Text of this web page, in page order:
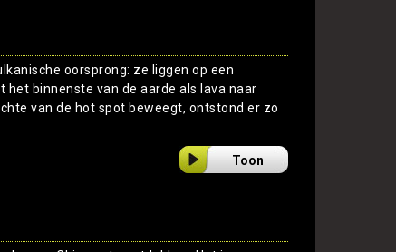
oorsprong: ze liggen op een
binnenste van de aarde als lava naar
van de hot spot beweegt, ontstond er zo
Toon